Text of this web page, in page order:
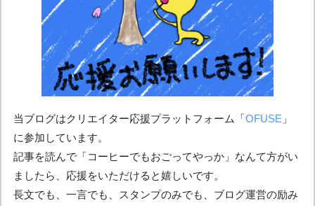
当ブログはクリエイター応援プラットフォーム「OFUSE 」
に参加しています。
記事を読んで「コーヒーでもおごってやっか」なんて方がい
ましたら、応援をいただけると嬉しいです。
長文でも、一言でも、スタンプのみでも、ブログ運営の励み